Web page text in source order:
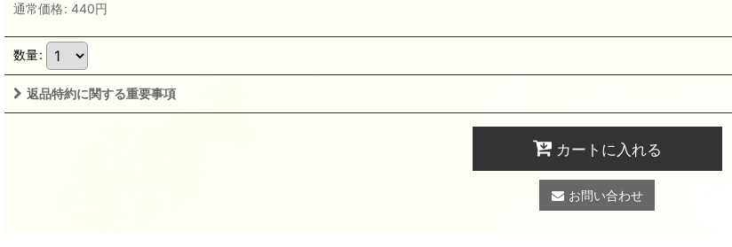
通常価格: 440円
数量:
返品特約に関する重要事項
カートに入れる
お問い合わせ